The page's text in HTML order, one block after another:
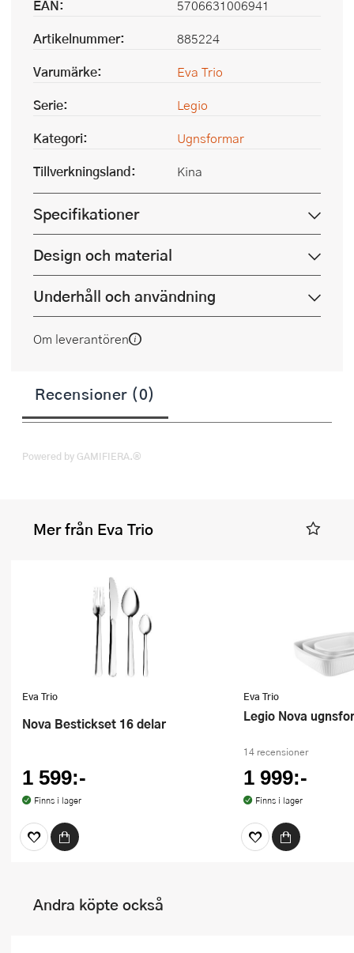
EAN:
5706631006941
Artikelnummer:
885224
Varumärke:
Eva Trio
Serie:
Legio
Kategori:
Ugnsformar
Tillverkningsland:
Kina
Specifikationer
Design och material
Underhåll och användning
Om leverantören
Recensioner (0)
Powered by GAMIFIERA.®
Mer från Eva Trio
Eva Trio
Nova Bestickset 16 delar
1 599:-
Finns i lager
Eva Trio
Legio Nova
14 recensioner
1 999:-
Finns i lager
Andra köpte också